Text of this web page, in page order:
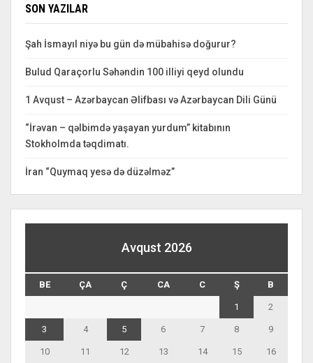
SON YAZILAR
Şah İsmayıl niyə bu gün də mübahisə doğurur?
Bulud Qaraçorlu Səhəndin 100 illiyi qeyd olundu
1 Avqust – Azərbaycan Əlifbası və Azərbaycan Dili Günü
“İrəvan – qəlbimdə yaşayan yurdum” kitabının
Stokholmda təqdimatı.
İran “Quymaq yesə də düzəlməz”
Avqust 2026
BE ÇA Ç CA C Ş B
1 2
3 4 5 6 7 8 9
10 11 12 13 14 15 16